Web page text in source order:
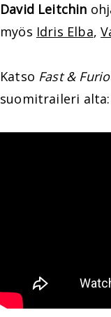
David Leitchin
myös Idris Elba,
Katso Fast &
suomitraileri alta: